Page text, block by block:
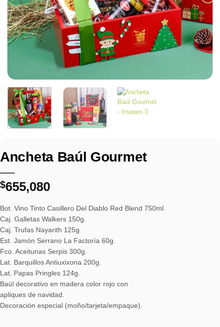
Ancheta Baúl Gourmet
$655,080
Bot. Vino Tinto Casillero Del Diablo Red Blend 750ml.
Caj. Galletas Walkers 150g.
Caj. Trufas Nayarith 125g.
Est. Jamón Serrano La Factoría 60g.
Fco. Aceitunas Serpis 300g.
Lat. Barquillos Antiuxixona 200g.
Lat. Papas Pringles 124g.
Baúl decorativo en madera color rojo con
apliques de navidad.
Decoración especial (moño/tarjeta/empaque).